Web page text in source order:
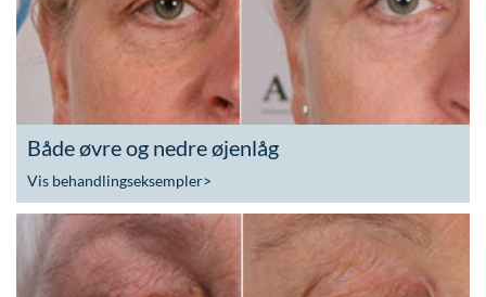
Både øvre og nedre øjenlåg
Vis behandlingseksempler>